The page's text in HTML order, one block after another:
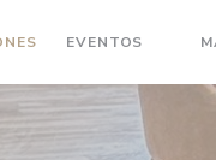
EVENTOS